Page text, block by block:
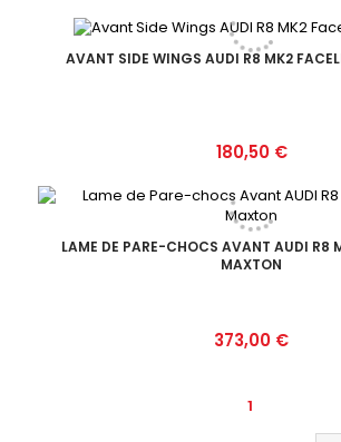
AVANT SIDE WINGS AUDI R8 MK2
Prix
180,50 €
LAME DE PARE-CHOCS AVANT AUDI R8
MAXTON
Prix
373,00 €
1